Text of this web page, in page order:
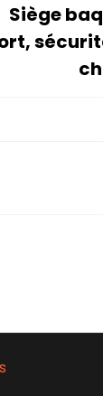
Siège